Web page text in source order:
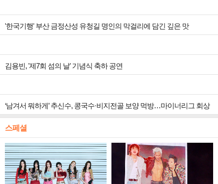
'한국기행' 부산 금정산성 유청길 명인의 막걸리에 담긴 깊은 맛
김용빈, '제7회 섬의 날' 기념식 축하 공연
‘남겨서 뭐하게’ 추신수, 콩국수·비지전골 보양 먹방…마이너리그 회상
스페셜